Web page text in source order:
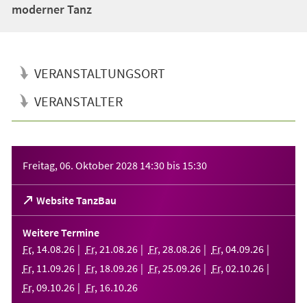
moderner Tanz
VERANSTALTUNGSORT
VERANSTALTER
Freitag, 06. Oktober 2028 14:30 bis 15:30
Website TanzBau
(Öffnet
in
einem
neuen
Tab)
Weitere Termine
Fr, 14.08.26 Fr, 21 .08.26 Fr, 28.08.26 Fr, 04.09.26
Fr, 11 .09.26 Fr, 18.09.26 Fr, 25.09.26 Fr, 02.10.26
Fr, 09.10.26 Fr, 16.10.26